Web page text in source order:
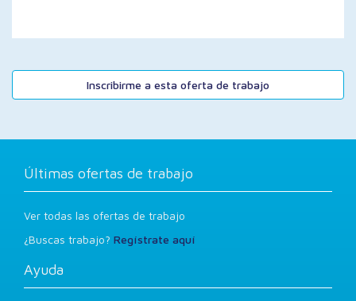
Inscribirme a esta oferta de trabajo
Últimas ofertas de trabajo
Ver todas las ofertas de trabajo
¿Buscas trabajo? Regístrate aquí
Ayuda